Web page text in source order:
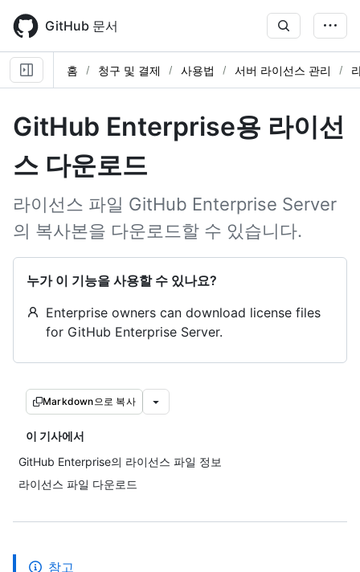
main
content
GitHub 문서
홈 청구 및 결제 사용법 서버 라이선스 관리
GitHub Enterprise용 라이선
스 다운로드
라이선스 파일 GitHub Enterprise Server
의 복사본을 다운로드할 수 있습니다.
누가 이 기능을 사용할 수 있나요?
Enterprise owners can download license files
for GitHub Enterprise Server.
Markdown으로 복사
이 기사에서
GitHub Enterprise의 라이선스 파일 정보
라이선스 파일 다운로드
참고